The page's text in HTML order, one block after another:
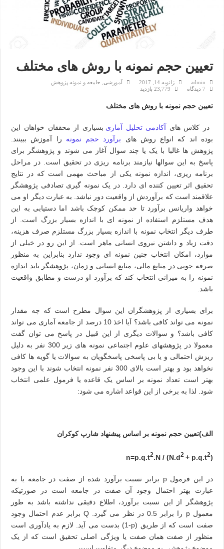
تعیین حجم نمونه با روش های مختلف
admin ژانویه 14, 2017 آموزشی
جامعه و نمونه پژوهش
7 دیدگاه
23,779 بازدید
تعیین حجم نمونه با روش های مختلف
در کلاس های آکادمی تحلیل آماری بسیاری از محققان خواهان این
بوده اند که انواع روش های برآورد حجم نمونه را آموزش ببینند.
پژوهش ها غالبا با یک یا چند سوال آغاز می شوند و پژوهشگر برای
پاسخ به این سوالها نیازمند برنامه ریزی در تحقیق است. در مراحل
برنامه ریزی، اندازه نمونه یکی از مباحث مهمی است که در نتایج
تحقیق اثر تعیین کننده ای دارد. در یک نمونه گیری تصادفی پژوهشگر
علاقمند است که برآوردش از واقعیت دور نباشد. به عبارت دیگر او می
خواهد واریانس برآورد تا حد ممکن کوچک باشد اما دستیابی به این
هدف مستلزم استفاده از نمونه ای با اندازه بسیار بزرگ است. از
طرف دیگر انتخاب نمونه با اندازه بسیار بزرگ مستلزم صرف هزینه،
دقت زیاد و داشتن نیروی انسانی ماهر است. از این رو در خیلی از
موارد، امکان انتخاب چنین نمونه ای وجود ندارد بنابراین به منظور
صرفه جویی در منابع مالی، منابع انسانی و زمان، پژوهشگر باید اندازه
نمونه را به میزانی انتخاب کند که برآورد او درست و مطابق واقعیت
باشد.
برای بسیاری از پژوهشگران این سوال مطرح است که چه مقدار
نمونه می تواند کافی باشد؟ آیا اخذ 10 درصد از جامعه آماری می تواند
کافی باشد؟ و سوالات دیگری از این قبیل در پاسخ می توان گفت
معمولا در پژوهشهای علوم اجتماعی نمونه های زیر 300 نفر به دلیل
ریزش احتمالی و یا بی پاسخی پاسخگویان به سوالات یا گویه ها کافی
نخواهد بود و بهتر است بالای 300 نفر نمونه انتخاب شوند با این وجود
بهتر است تعداد نمونه بر اساس یک قاعده یا فرمول علمی انتخاب
شود. لذا به برخی از این قواعد اشاره می شود:
الف)تعیین حجم نمونه بر اساس پیشنهاد شارپ کوکران
(n=p.q.t
2.N / (N.d2 + p.q.t2
در این فرمولp برابر نسبت برآورد شده از صفت در جامعه یا به
عبارت بهتر احتمال وجود آن صفت در جامعه است در صورتیکه
پژوهشگر از این نسبت برآورد، اطلاع دقیقی نداشته باشد به طور
معمولp را برابر 0.5 در نظر می گیرد. Qبرابر عدم احتمال وجود
صفت است که از طریق (1-p) بدست می آید. لازم به یادآوری است
منظور از صفت همان صفت یا ویژگی اصلی تحقیق است که از یک